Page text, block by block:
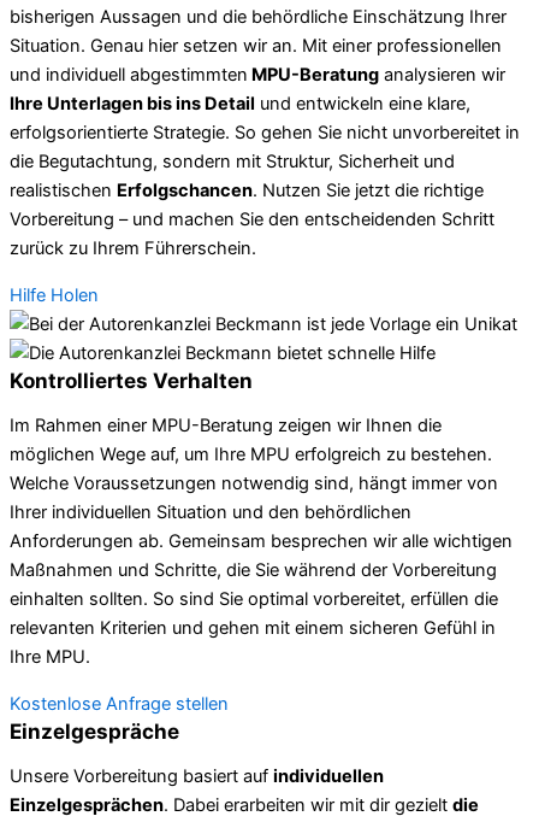
bisherigen Aussagen und die behördliche Einschätzung Ihrer
Situation. Genau hier setzen wir an. Mit einer professionellen
und individuell abgestimmten MPU-Beratung analysieren wir
Ihre Unterlagen bis ins Detail und entwickeln eine klare,
erfolgsorientierte Strategie. So gehen Sie nicht unvorbereitet in
die Begutachtung, sondern mit Struktur, Sicherheit und
realistischen Erfolgschancen. Nutzen Sie jetzt die richtige
Vorbereitung – und machen Sie den entscheidenden Schritt
zurück zu Ihrem Führerschein.
Hilfe Holen
Kontrolliertes Verhalten
Im Rahmen einer MPU-Beratung zeigen wir Ihnen die
möglichen Wege auf, um Ihre MPU erfolgreich zu bestehen.
Welche Voraussetzungen notwendig sind, hängt immer von
Ihrer individuellen Situation und den behördlichen
Anforderungen ab. Gemeinsam besprechen wir alle wichtigen
Maßnahmen und Schritte, die Sie während der Vorbereitung
einhalten sollten. So sind Sie optimal vorbereitet, erfüllen die
relevanten Kriterien und gehen mit einem sicheren Gefühl in
Ihre MPU.
Kostenlose Anfrage stellen
Einzelgespräche
Unsere Vorbereitung basiert auf individuellen
Einzelgesprächen. Dabei erarbeiten wir mit dir gezielt die